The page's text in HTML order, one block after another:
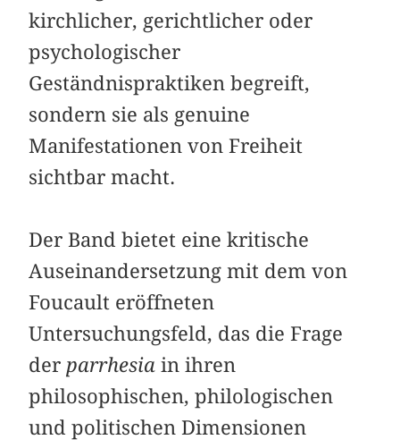
kirchlicher, gerichtlicher oder
psychologischer
Geständnispraktiken begreift,
sondern sie als genuine
Manifestationen von Freiheit
sichtbar macht.
Der Band bietet eine kritische
Auseinandersetzung mit dem von
Foucault eröffneten
Untersuchungsfeld, das die Frage
der parrhesia in ihren
philosophischen, philologischen
und politischen Dimensionen